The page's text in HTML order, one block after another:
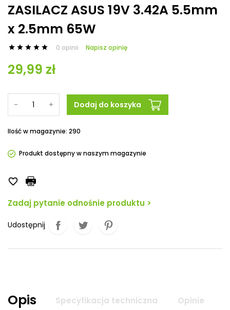
ZASILACZ ASUS 19V 3.42A 5.5mm
x 2.5mm 65W
     0 opinii Napisz opinię
29,99 zł
- + Dodaj do koszyka
Ilość w magazynie: 290
Produkt dostępny w naszym magazynie

Zadaj pytanie odnośnie produktu >
Udostępnij
Opis Specyfikacja techniczna Opinie